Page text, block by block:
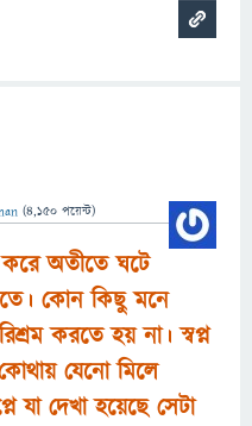
(4,150 পয়েন্ট)
করে অতীতে ঘটে
কোন কিছু মনে
করতে হয় না। স্বপ্ন
যেনো মিলে
যা দেখা হয়েছে সেটা